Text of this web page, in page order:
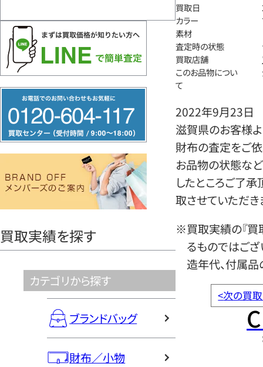
リ
ー
ヤ
買取実績を探す
カテゴリから探す
ブランドバッグ
財布／小物
買取日
カラー
素材
査定時の状態
買取店舗
このお品物につい
て
2022年9月23日
滋賀県のお客様
財布の査定をご
お品物の状態など
したところご了
取させていただき
※買取実績の『買
るものではござ
造年代、付属品
<次の買